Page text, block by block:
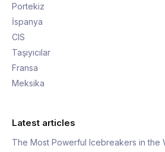
Portekiz
İspanya
CIS
Taşıyıcılar
Fransa
Meksika
Latest articles
The Most Powerful Icebreakers in the